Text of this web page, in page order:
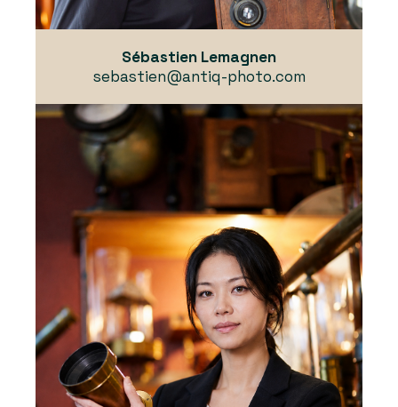
Sébastien Lemagnen
sebastien@antiq-photo.com